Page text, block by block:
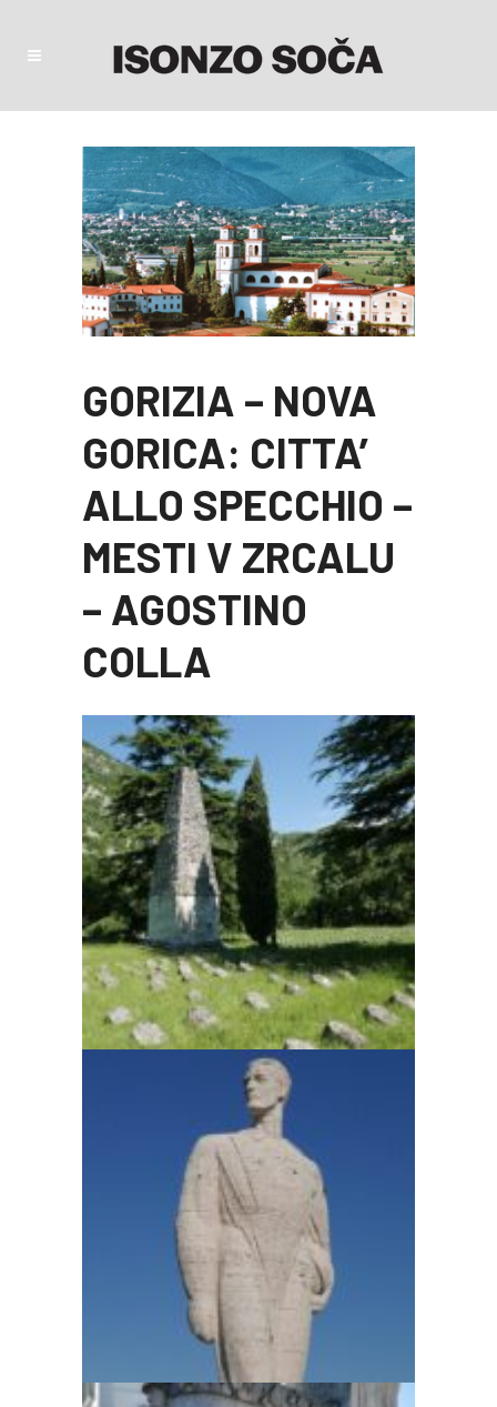
GORIZIA – NOVA
GORICA: CITTA’
ALLO SPECCHIO –
MESTI V ZRCALU
– AGOSTINO
COLLA